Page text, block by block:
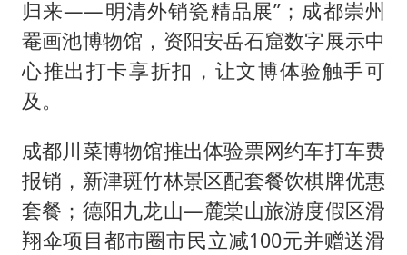
归来——明清外销瓷精品展”；成都崇州
罨画池博物馆，资阳安岳石窟数字展示中
心推出打卡享折扣，让文博体验触手可
及。
成都川菜博物馆推出体验票网约车打车费
报销，新津斑竹林景区配套餐饮棋牌优惠
套餐；德阳九龙山—麓棠山旅游度假区滑
翔伞项目都市圈市民立减100元并赠送滑